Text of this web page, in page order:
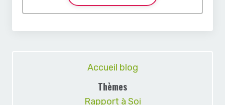
Accueil blog
Thèmes
Rapport à Soi